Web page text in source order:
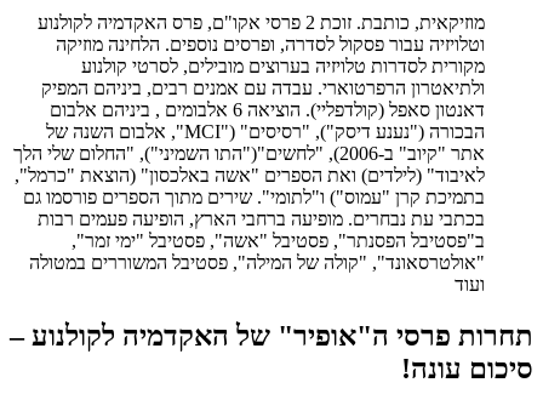
מוזיקאית, כותבת. זוכת 2 פרסי אקו"ם, פרס האקדמיה לקולנוע
וטלויזיה עבור פסקול לסדרה, ופרסים נוספים. הלחינה מוזיקה
מקורית לסדרות טלויזיה בערוצים מובילים, לסרטי קולנוע
ולתיאטרון הרפרטוארי. עבדה עם אמנים רבים, ביניהם המפיק
דאנטון סאפל (קולדפליי). הוציאה 6 אלבומים , ביניהם אלבום
הבכורה ("נענע דיסק"), "רסיסים" ("MCI", אלבום השנה של
אתר "קיוב" ב-2006), "לחשים"("התו השמיני"), "החלום שלי הלך
לאיבוד" (לילדים) ואת הספרים "אשה באלכסון" (הוצאת "כרמל",
בתמיכת קרן "עמוס") ו"לתומי". שירים מתוך הספרים פורסמו גם
בכתבי עת נבחרים. מופיעה ברחבי הארץ, הופיעה פעמים רבות
ב"פסטיבל הפסנתר", פסטיבל "אשה", פסטיבל "ימי זמר",
"אולטרסאונד", "קולה של המילה", פסטיבל המשוררים במטולה
ועוד
תחרות פרסי ה"אופיר" של האקדמיה לקולנוע –
סיכום עונה!